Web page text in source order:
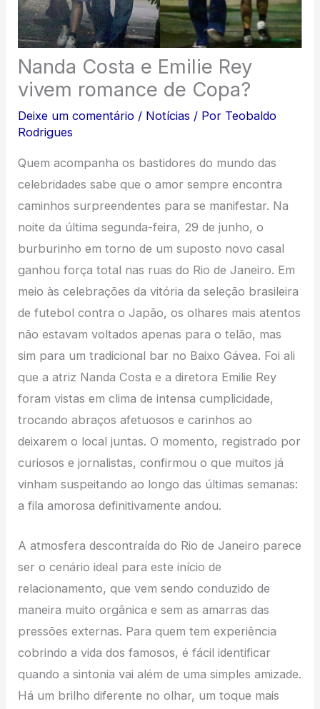
Nanda Costa e Emilie Rey
vivem romance de Copa?
Deixe um comentário / Notícias / Por Teobaldo
Rodrigues
Quem acompanha os bastidores do mundo das
celebridades sabe que o amor sempre encontra
caminhos surpreendentes para se manifestar. Na
noite da última segunda-feira, 29 de junho, o
burburinho em torno de um suposto novo casal
ganhou força total nas ruas do Rio de Janeiro. Em
meio às celebrações da vitória da seleção brasileira
de futebol contra o Japão, os olhares mais atentos
não estavam voltados apenas para o telão, mas
sim para um tradicional bar no Baixo Gávea. Foi ali
que a atriz Nanda Costa e a diretora Emilie Rey
foram vistas em clima de intensa cumplicidade,
trocando abraços afetuosos e carinhos ao
deixarem o local juntas. O momento, registrado por
curiosos e jornalistas, confirmou o que muitos já
vinham suspeitando ao longo das últimas semanas:
a fila amorosa definitivamente andou.
A atmosfera descontraída do Rio de Janeiro parece
ser o cenário ideal para este início de
relacionamento, que vem sendo conduzido de
maneira muito orgânica e sem as amarras das
pressões externas. Para quem tem experiência
cobrindo a vida dos famosos, é fácil identificar
quando a sintonia vai além de uma simples amizade.
Há um brilho diferente no olhar, um toque mais